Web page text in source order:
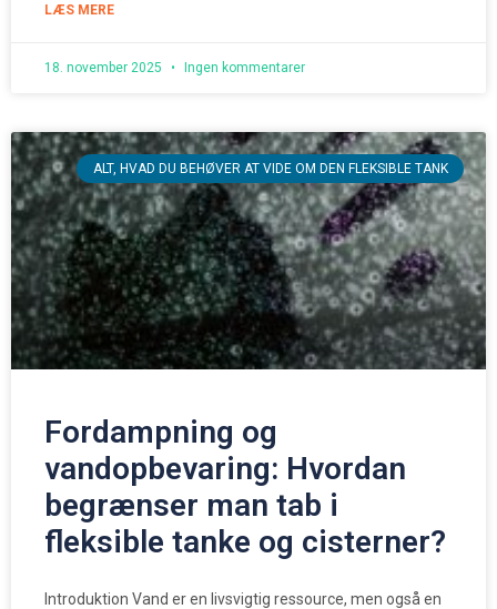
LÆS MERE
18. november 2025 Ingen kommentarer
ALT, HVAD DU BEHØVER AT VIDE OM DEN FLEKSIBLE TANK
Fordampning og
vandopbevaring: Hvordan
begrænser man tab i
fleksible tanke og cisterner?
Introduktion Vand er en livsvigtig ressource, men også en